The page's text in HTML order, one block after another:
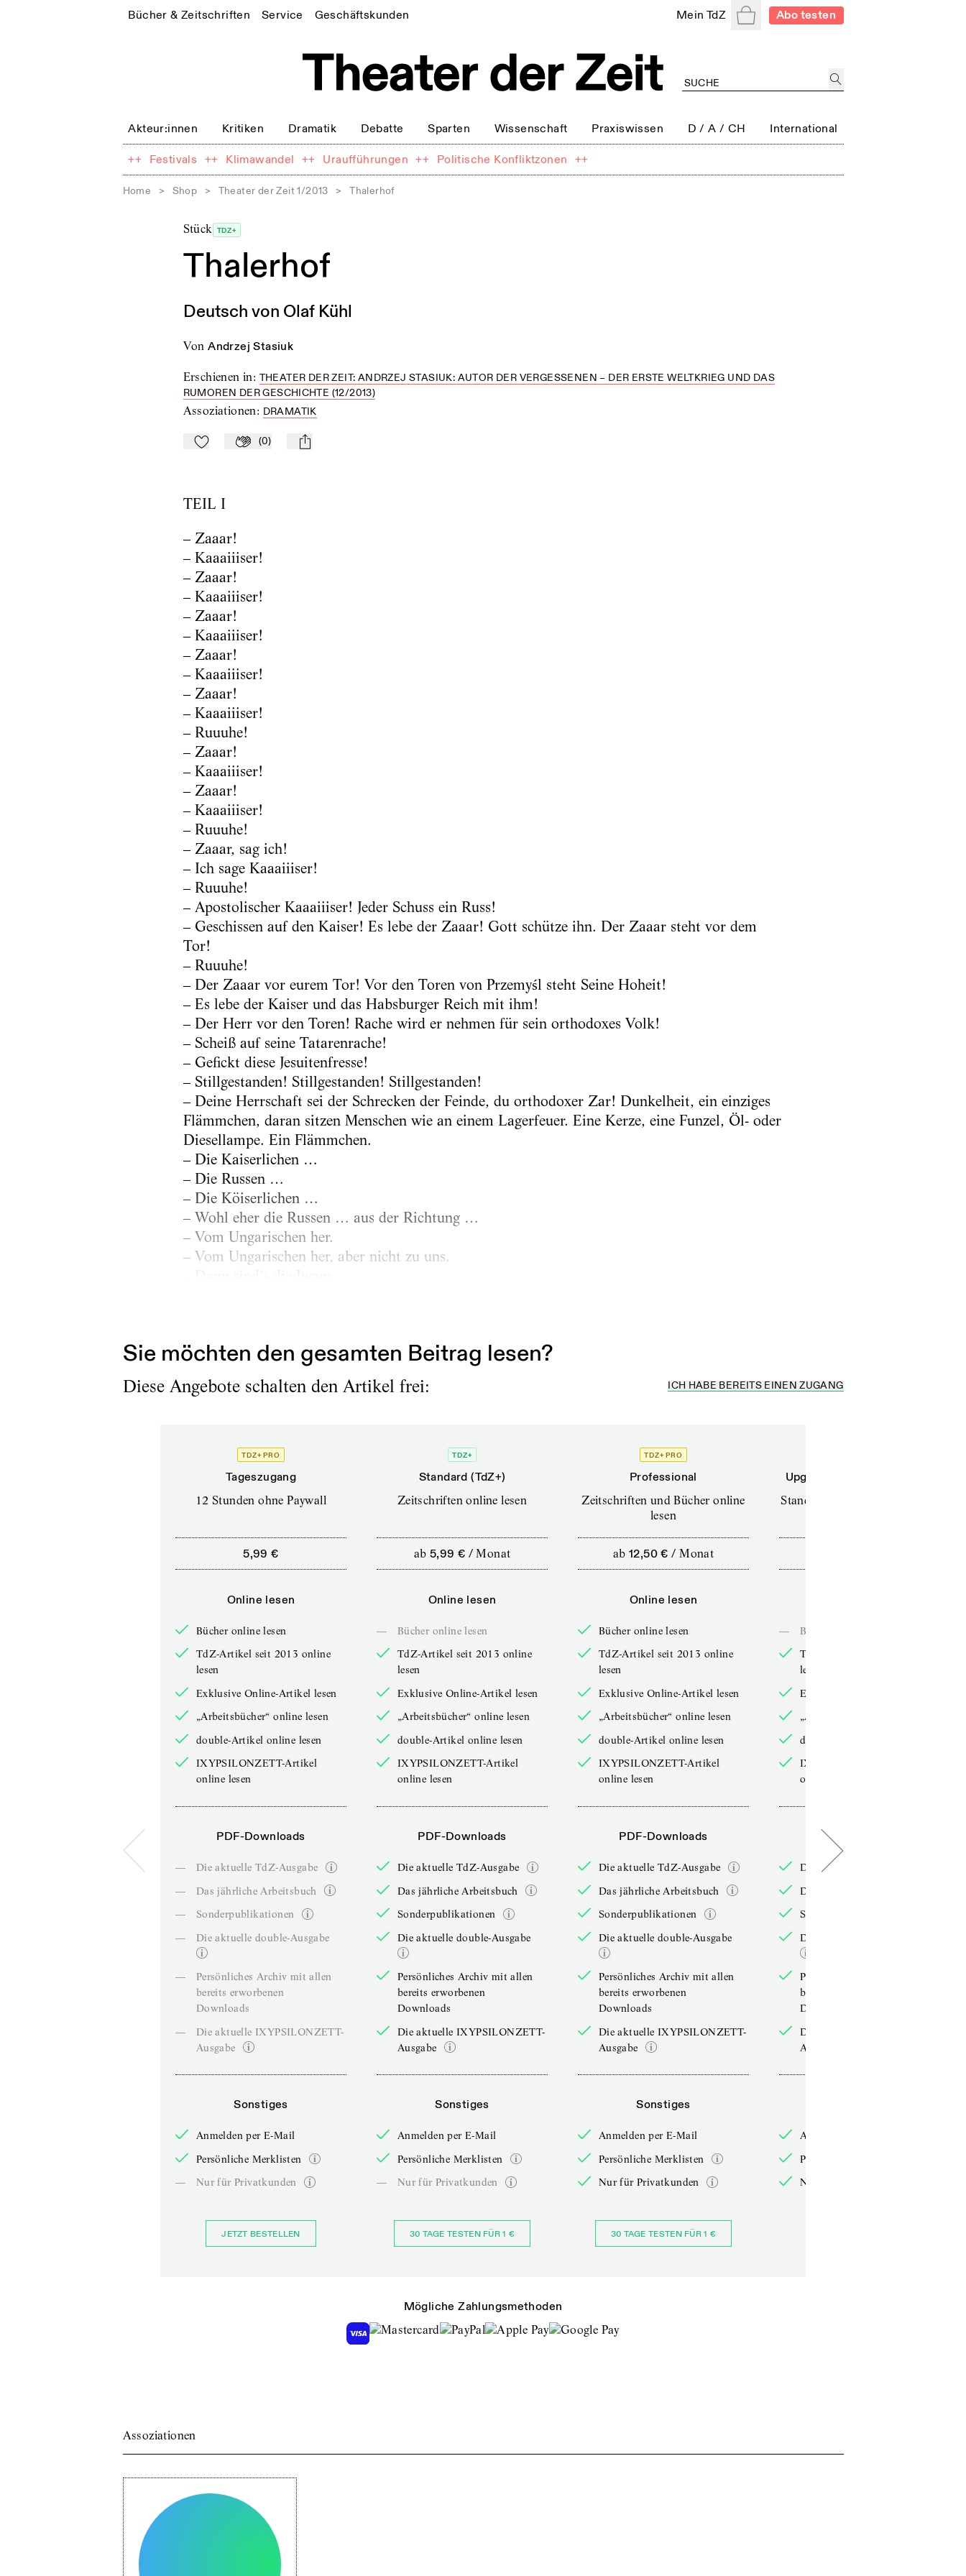
Bücher & Zeitschriften Service Geschäftskunden Mein TdZ WarenkorbAbo testen
Akteur:innen Kritiken Dramatik Debatte Sparten Wissenschaft Praxiswissen D / A / CH International
++ Festivals ++ Klimawandel ++ Uraufführungen ++ Politische Konfliktzonen ++
Home > Shop > Theater der Zeit 1/2013 > Thalerhof
Stück TDZ+
Thalerhof
Deutsch von Olaf Kühl
von Andrzej Stasiuk
Erschienen in: THEATER DER ZEIT: ANDRZEJ STASIUK: AUTOR DER VERGESSENEN – DER ERSTE WELTKRIEG UND DAS
RUMOREN DER GESCHICHTE (12/2013)
Assoziationen: DRAMATIK
Zu Mein-TdZ hinzufügen
Applaudieren
(0) mail
TEIL I
– Zaaar!
– Kaaaiiiser!
– Zaaar!
– Kaaaiiiser!
– Zaaar!
– Kaaaiiiser!
– Zaaar!
– Kaaaiiiser!
– Zaaar!
– Kaaaiiiser!
– Ruuuhe!
– Zaaar!
– Kaaaiiiser!
– Zaaar!
– Kaaaiiiser!
– Ruuuhe!
– Zaaar, sag ich!
– Ich sage Kaaaiiiser!
– Ruuuhe!
– Apostolischer Kaaaiiiser! Jeder Schuss ein Russ!
– Geschissen auf den Kaiser! Es lebe der Zaaar! Gott schütze ihn. Der Zaaar steht vor dem
Tor!
– Ruuuhe!
– Der Zaaar vor eurem Tor! Vor den Toren von Przemyśl steht Seine Hoheit!
– Es lebe der Kaiser und das Habsburger Reich mit ihm!
– Der Herr vor den Toren! Rache wird er nehmen für sein orthodoxes Volk!
– Scheiß auf seine Tatarenrache!
– Gefickt diese Jesuitenfresse!
– Stillgestanden! Stillgestanden! Stillgestanden!
– Deine Herrschaft sei der Schrecken der Feinde, du orthodoxer Zar! Dunkelheit, ein einziges
Flämmchen, daran sitzen Menschen wie an einem Lagerfeuer. Eine Kerze, eine Funzel, Öl- oder
Diesellampe. Ein Flämmchen.
– Die Kaiserlichen …
– Die Russen …
– Die Köiserlichen …
– Wohl eher die Russen … aus der Richtung …
– Vom Ungarischen her.
– Vom Ungarischen her, aber nicht zu uns.
Sie möchten den gesamten Beitrag lesen?
Diese Angebote schalten den Artikel frei: ICH HABE BEREITS EINEN ZUGANG
TDZ+ PRO
Tageszugang
12 Stunden ohne Paywall
5,99 €
Online lesen
Bücher online lesen
TdZ-Artikel seit 2013 online
lesen
Exklusive Online-Artikel lesen
„Arbeitsbücher“ online lesen
double-Artikel online lesen
IXYPSILONZETT-Artikel
online lesen
PDF-Downloads
—
Die aktuelle TdZ-Ausgabe
—
Das jährliche Arbeitsbuch
—
Sonderpublikationen
—
Die aktuelle double-Ausgabe
—
Persönliches Archiv mit allen
bereits erworbenen
Downloads
—
Die aktuelle IXYPSILONZETT-
Ausgabe
Sonstiges
Anmelden per E-Mail
Persönliche Merklisten
—
Nur für Privatkunden
JETZT BESTELLEN
TDZ+
Standard (TdZ+)
Zeitschriften online lesen
ab 5,99 € /Monat
Online lesen
—
Bücher online lesen
TdZ-Artikel seit 2013 online
lesen
Exklusive Online-Artikel lesen
„Arbeitsbücher“ online lesen
double-Artikel online lesen
IXYPSILONZETT-Artikel
online lesen
PDF-Downloads
Die aktuelle TdZ-Ausgabe
Das jährliche Arbeitsbuch
Sonderpublikationen
Die aktuelle double-Ausgabe
Persönliches Archiv mit allen
bereits erworbenen
Downloads
Die aktuelle IXYPSILONZETT-
Ausgabe
Sonstiges
Anmelden per E-Mail
Persönliche Merklisten
—
Nur für Privatkunden
30 TAGE TESTEN FÜR 1 €
TDZ+ PRO
Professional
Zeitschriften und Bücher online
lesen
ab 12,50 € /Monat
Online lesen
Bücher online lesen
TdZ-Artikel seit 2013 online
lesen
Exklusive Online-Artikel lesen
„Arbeitsbücher“ online lesen
double-Artikel online lesen
IXYPSILONZETT-Artikel
online lesen
PDF-Downloads
Die aktuelle TdZ-Ausgabe
Das jährliche Arbeitsbuch
Sonderpublikationen
Die aktuelle double-Ausgabe
Persönliches Archiv mit allen
bereits erworbenen
Downloads
Die aktuelle IXYPSILONZETT-
Ausgabe
Sonstiges
Anmelden per E-Mail
Persönliche Merklisten
Nur für Privatkunden
30 TAGE TESTEN FÜR 1 €
Upgrade für Printabonnenten
Standard (TdZ+) – Zeitschriften
—
Bücher online lesen
TdZ-Artikel seit 2013 online
lesen
Exklusive Online-Artikel lesen
„Arbeitsbücher“ online lesen
double-Artikel online lesen
IXYPSILONZETT-Artikel
online lesen
PDF-Downloads
Die aktuelle TdZ-Ausgabe
Das jährliche Arbeitsbuch
Sonderpublikationen
Die aktuelle double-Ausgabe
Persönliches Archiv mit allen
bereits erworbenen
Downloads
Die aktuelle IXYPSILONZETT-
Ausgabe
Anmelden per E-Mail
Persönliche Merklisten
Nur für Privatkunden
Mögliche Zahlungsmethoden
Assoziationen